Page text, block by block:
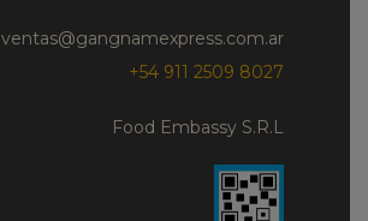
ventas@gangnamexpress.com.ar
+54 911 2509 8027
Food Embassy S.R.L